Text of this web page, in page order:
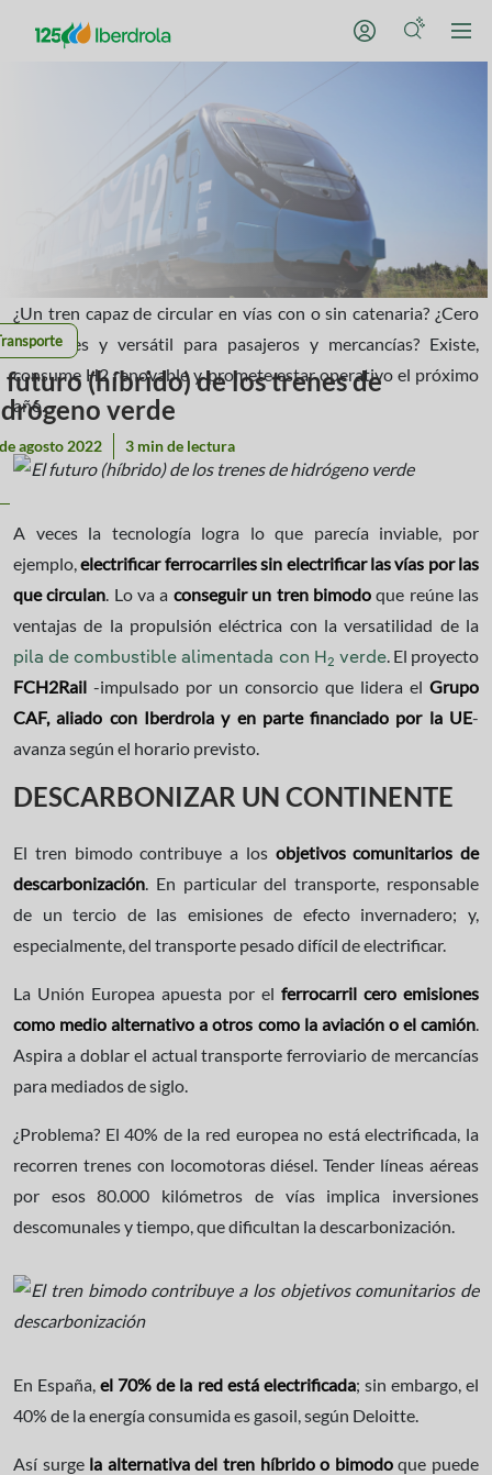
futuro (híbrido) de los trenes de
verde
agosto 2022 3 min de lectura
¿Un tren capaz de circular en vías con o sin catenaria? ¿Cero
emisiones y versátil para pasajeros y mercancías? Existe,
consume H2 renovable y promete estar operativo el próximo
año.
A veces la tecnología logra lo que parecía inviable, por
ejemplo,electrificar ferrocarriles sin electrificar las vías por las
que circulan. Lo va a conseguir un tren bimodoque reúne las
ventajas de la propulsión eléctrica con la versatilidad de la
pila de combustible alimentada con H 2 verde. El proyecto
FCH2Rail -impulsado por un consorcio que lidera el Grupo
CAF, aliado con Iberdrola y en parte financiado por la UE-
avanza según el horario previsto.
DESCARBONIZAR UN CONTINENTE
El tren bimodo contribuye a los objetivos comunitarios de
descarbonización. En particular del transporte, responsable
de un tercio de las emisiones de efecto invernadero; y,
especialmente, del transporte pesado difícil de electrificar.
La Unión Europea apuesta por el ferrocarril cero emisiones
como medio alternativo a otros como la aviación o el camión.
Aspira a doblar el actual transporte ferroviario de mercancías
para mediados de siglo.
¿Problema? El 40% de la red europea no está electrificada, la
recorren trenes con locomotoras diésel. Tender líneas aéreas
por esos 80.000 kilómetros de vías implica inversiones
descomunales y tiempo, que dificultan la descarbonización.
En España,el 70% de la red está electrificada; sin embargo, el
40% de la energía consumida es gasoil, según Deloitte.
Así surge la alternativa del tren híbrido o bimodoque puede